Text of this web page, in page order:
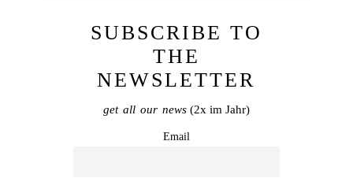
SUBSCRIBE TO
THE
NEWSLETTER
get all our news(2x im Jahr)
Email